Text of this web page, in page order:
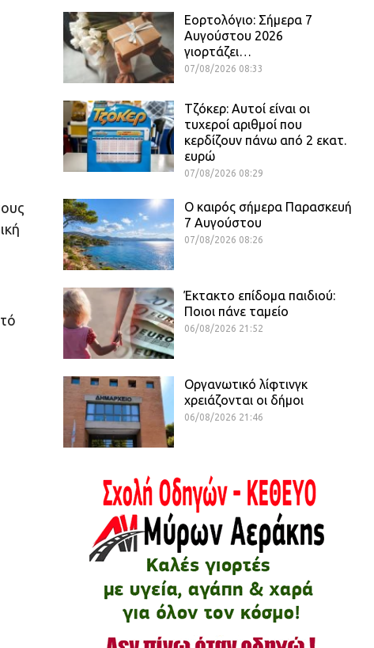
Εορτολόγιο: Σήμερα 7
Αυγούστου 2026
γιορτάζει…
07/08/2026 08:33
Τζόκερ: Αυτοί είναι οι
τυχεροί αριθμοί που
κερδίζουν πάνω από 2 εκατ.
ευρώ
07/08/2026 08:29
Ο καιρός σήμερα Παρασκευή
7 Αυγούστου
07/08/2026 08:26
Έκτακτο επίδομα παιδιού:
Ποιοι πάνε ταμείο
06/08/2026 21:52
Οργανωτικό λίφτινγκ
χρειάζονται οι δήμοι
06/08/2026 21:46